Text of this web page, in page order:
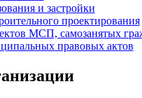
и застройки
проектирования
МСП, самозанятых
правовых актов